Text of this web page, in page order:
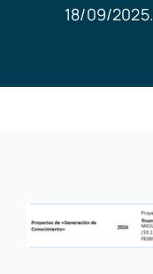
18/09/2025.